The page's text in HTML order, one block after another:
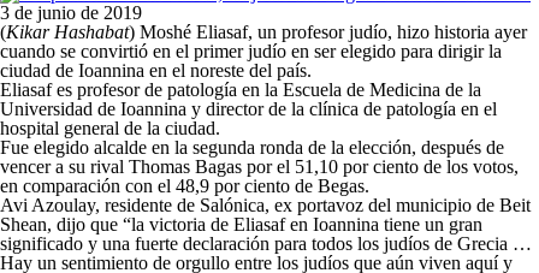
3 de junio de 2019
(Kikar Hashabat) Moshé Eliasaf, un profesor judío, hizo historia ayer
cuando se convirtió en el primer judío en ser elegido para dirigir la
ciudad de Ioannina en el noreste del país.
Eliasaf es profesor de patología en la Escuela de Medicina de la
Universidad de Ioannina y director de la clínica de patología en el
hospital general de la ciudad.
Fue elegido alcalde en la segunda ronda de la elección, después de
vencer a su rival Thomas Bagas por el 51,10 por ciento de los votos,
en comparación con el 48,9 por ciento de Begas.
Avi Azoulay, residente de Salónica, ex portavoz del municipio de Beit
Shean, dijo que “la victoria de Eliasaf en Ioannina tiene un gran
significado y una fuerte declaración para todos los judíos de Grecia …
Hay un sentimiento de orgullo entre los judíos que aún viven aquí y